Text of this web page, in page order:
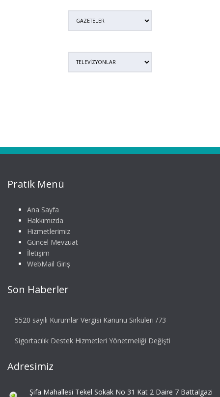
Pratik Menü
Ana Sayfa
Hakkımızda
Hizmetlerimiz
Güncel Mevzuat
İletişim
WebMail Giriş
Son Haberler
5520 sayılı Kurumlar Vergisi Kanunu Sirküleri /73
Sigortacılık Destek Hizmetleri Yönetmeliği Değişti
Adresimiz
Şifa Mahallesi Tekel Sokak No 31 Kat 2 Daire 7 Battalgazi